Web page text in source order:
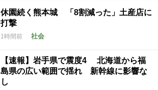
休園続く熊本城 「8割減った」土産店に
打撃
1時間前 社会
【速報】岩手県で震度4 北海道から福
島県の広い範囲で揺れ 新幹線に影響な
し